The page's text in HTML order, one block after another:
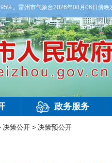
。雷州市气象台2026年08月06日傍晚
政务服务
决策公开 > 决策预公开